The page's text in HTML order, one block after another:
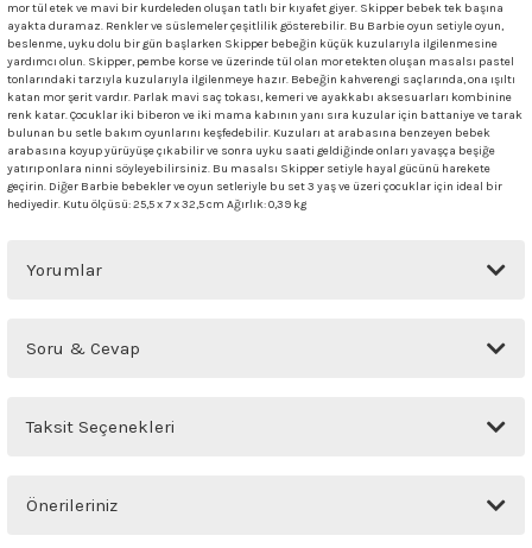
mor tül etek ve mavi bir kurdeleden oluşan tatlı bir kıyafet giyer. Skipper bebek tek başına
ayakta duramaz. Renkler ve süslemeler çeşitlilik gösterebilir. Bu Barbie oyun setiyle oyun,
beslenme, uyku dolu bir gün başlarken Skipper bebeğin küçük kuzularıyla ilgilenmesine
yardımcı olun. Skipper, pembe korse ve üzerinde tül olan mor etekten oluşan masalsı pastel
tonlarındaki tarzıyla kuzularıyla ilgilenmeye hazır. Bebeğin kahverengi saçlarında, ona ışıltı
katan mor şerit vardır. Parlak mavi saç tokası, kemeri ve ayakkabı aksesuarları kombinine
renk katar. Çocuklar iki biberon ve iki mama kabının yanı sıra kuzular için battaniye ve tarak
bulunan bu setle bakım oyunlarını keşfedebilir. Kuzuları at arabasına benzeyen bebek
arabasına koyup yürüyüşe çıkabilir ve sonra uyku saati geldiğinde onları yavaşça beşiğe
yatırıp onlara ninni söyleyebilirsiniz. Bu masalsı Skipper setiyle hayal gücünü harekete
geçirin. Diğer Barbie bebekler ve oyun setleriyle bu set 3 yaş ve üzeri çocuklar için ideal bir
hediyedir. Kutu ölçüsü: 25,5 x 7 x 32,5 cm Ağırlık: 0,39 kg
Yorumlar
Soru & Cevap
Ürün hakkında henüz soru sorulmamış.
Taksit Seçenekleri
Önerileriniz